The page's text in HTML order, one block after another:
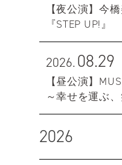
【夜公演】今
『STEP UP!』
2026.08.29
【昼公演】
～幸せを運ぶ
2026